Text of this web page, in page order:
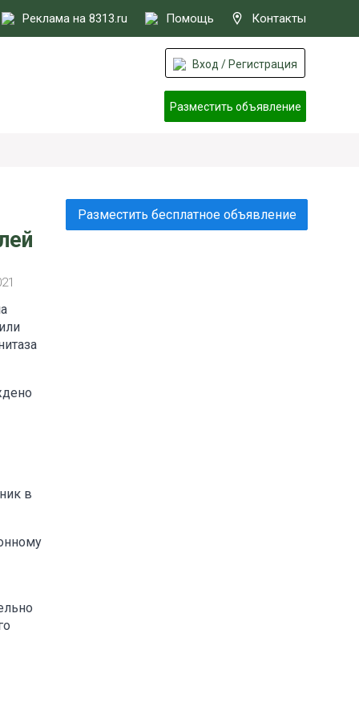
Реклама на 8313.ru Помощь Контакты
Вход / Регистрация
Разместить объявление
в
Разместить бесплатное объявление